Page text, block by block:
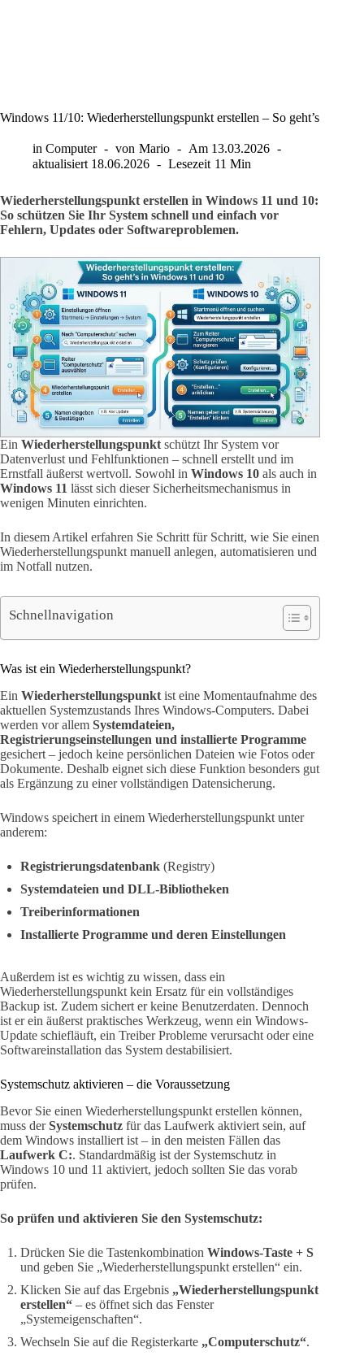
Windows 11/10: Wiederherstellungspunkt erstellen – So geht’s
in Computer von Mario Am 13.03.2026
aktualisiert 18.06.2026 Lesezeit 11 Min
Wiederherstellungspunkt erstellen in Windows 11 und 10:
So schützen Sie Ihr System schnell und einfach vor
Fehlern, Updates oder Softwareproblemen.
Ein Wiederherstellungspunkt schützt Ihr System vor
Datenverlust und Fehlfunktionen – schnell erstellt und im
Ernstfall äußerst wertvoll. Sowohl in Windows 10 als auch in
Windows 11 lässt sich dieser Sicherheitsmechanismus in
wenigen Minuten einrichten.
In diesem Artikel erfahren Sie Schritt für Schritt, wie Sie einen
Wiederherstellungspunkt manuell anlegen, automatisieren und
im Notfall nutzen.
Schnellnavigation
Was ist ein Wiederherstellungspunkt?
Ein Wiederherstellungspunkt ist eine Momentaufnahme des
aktuellen Systemzustands Ihres Windows-Computers. Dabei
werden vor allem Systemdateien,
Registrierungseinstellungen und installierte Programme
gesichert – jedoch keine persönlichen Dateien wie Fotos oder
Dokumente. Deshalb eignet sich diese Funktion besonders gut
als Ergänzung zu einer vollständigen Datensicherung.
Windows speichert in einem Wiederherstellungspunkt unter
anderem:
Registrierungsdatenbank (Registry)
Systemdateien und DLL-Bibliotheken
Treiberinformationen
Installierte Programme und deren Einstellungen
Außerdem ist es wichtig zu wissen, dass ein
Wiederherstellungspunkt kein Ersatz für ein vollständiges
Backup ist. Zudem sichert er keine Benutzerdaten. Dennoch
ist er ein äußerst praktisches Werkzeug, wenn ein Windows-
Update schiefläuft, ein Treiber Probleme verursacht oder eine
Softwareinstallation das System destabilisiert.
Systemschutz aktivieren – die Voraussetzung
Bevor Sie einen Wiederherstellungspunkt erstellen können,
muss derSystemschutz für das Laufwerk aktiviert sein, auf
dem Windows installiert ist – in den meisten Fällen das
Laufwerk C:. Standardmäßig ist der Systemschutz in
Windows 10 und 11 aktiviert, jedoch sollten Sie das vorab
prüfen.
So prüfen und aktivieren Sie den Systemschutz:
Drücken Sie die Tastenkombination Windows-Taste + S
und geben Sie „Wiederherstellungspunkt erstellen“ ein.
Klicken Sie auf das Ergebnis „Wiederherstellungspunkt
erstellen“ – es öffnet sich das Fenster
„Systemeigenschaften“.
Wechseln Sie auf die Registerkarte „Computerschutz“.